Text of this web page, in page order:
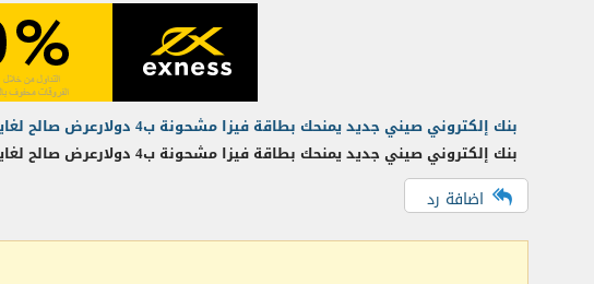
بنك إلكتروني صيني جديد يمنحك بطاقة فيزا مشحونة ب4 دولارعرض صالح لغاية 31 يناير
بنك إلكتروني صيني جديد يمنحك بطاقة فيزا مشحونة ب4 دولارعرض صالح لغاية 31 يناير يمكن ان تفعل بها البايبال او تربطها مع اى بنك اخر. قم بتفعيل الحساب عن
اضافة رد